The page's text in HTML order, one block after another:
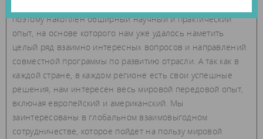
поэтому накоплен обширный научный и практический
опыт, на основе которого нам уже удалось наметить
целый ряд взаимно интересных вопросов и направлений
совместной программы по развитию отрасли. А так как в
каждой стране, в каждом регионе есть свои успешные
решения, нам интересен весь мировой передовой опыт,
включая европейский и американский. Мы
заинтересованы в глобальном взаимовыгодном
сотрудничестве, которое пойдет на пользу мировой